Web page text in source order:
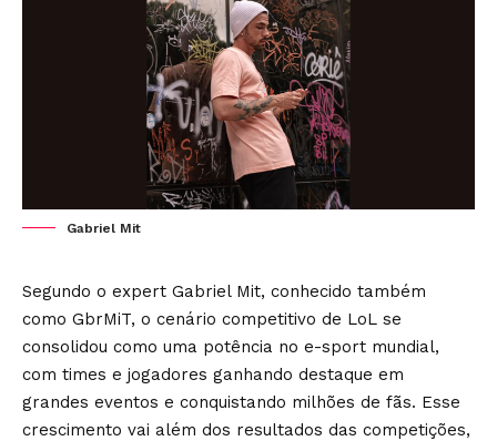
Gabriel Mit
Segundo o expert Gabriel Mit, conhecido também
como GbrMiT, o cenário competitivo de LoL se
consolidou como uma potência no e-sport mundial,
com times e jogadores ganhando destaque em
grandes eventos e conquistando milhões de fãs. Esse
crescimento vai além dos resultados das competições,